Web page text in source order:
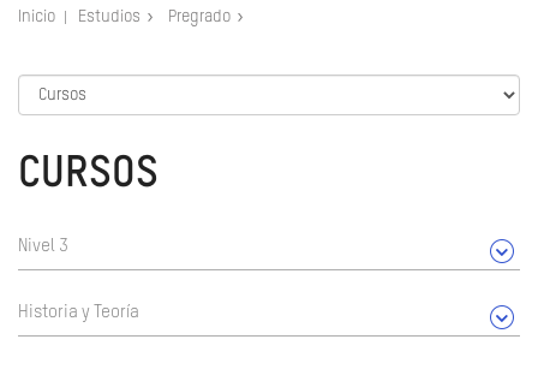
Inicio Estudios Pregrado
CURSOS
Nivel 3
Historia y Teoría